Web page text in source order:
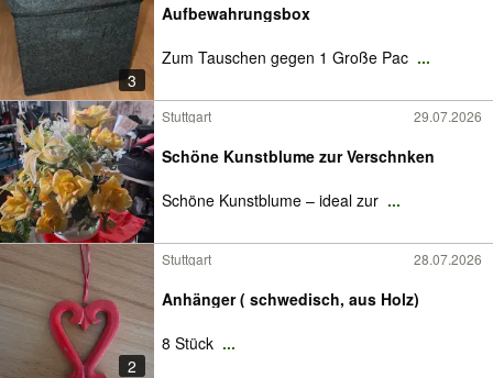
3
Aufbewahrungsbox
Zum Tauschen gegen 1 Große Pac ...
Stuttgart 29.07.2026
Schöne Kunstblume zur Verschnken
Schöne Kunstblume – ideal zur ...
2
Stuttgart 28.07.2026
Anhänger ( schwedisch, aus Holz)
8 Stück ...